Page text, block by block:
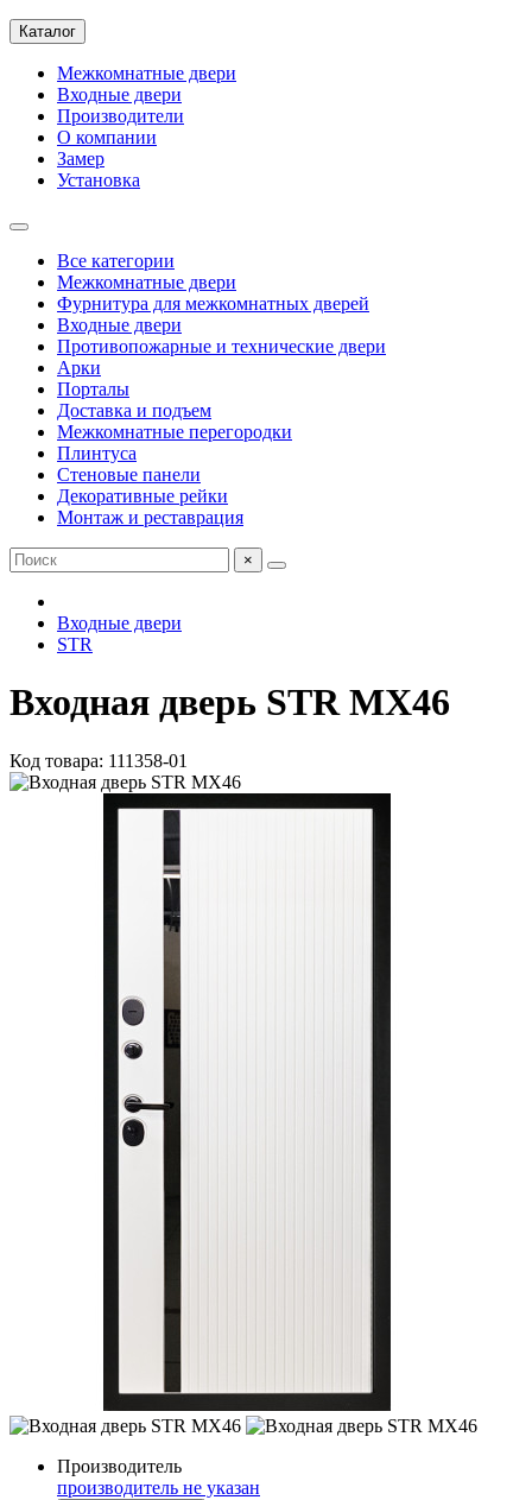
Каталог
Межкомнатные двери
Входные двери
Производители
О компании
Замер
Установка
Все категории
Межкомнатные двери
Фурнитура для межкомнатных дверей
Входные двери
Противопожарные и технические двери
Арки
Порталы
Доставка и подъем
Межкомнатные перегородки
Плинтуса
Стеновые панели
Декоративные рейки
Монтаж и реставрация
×
Входные двери
STR
Входная дверь STR МХ46
Код товара: 111358-01
Производитель
производитель не указан